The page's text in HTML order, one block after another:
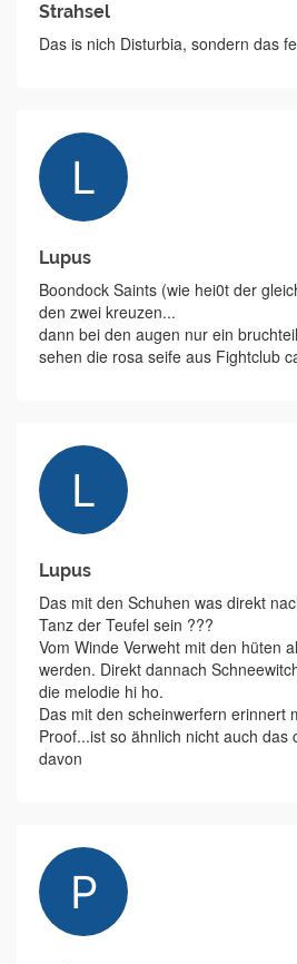
Strahsel
Das is nich Disturbia, sondern das
Lupus
Boondock Saints (wie hei0t der
den zwei kreuzen...
dann bei den augen nur ein
sehen die rosa seife aus Fightclub
Lupus
Das mit den Schuhen was direkt
Tanz der Teufel sein ???
Vom Winde Verweht mit den hüten
werden. Direkt dannach
die melodie hi ho.
Das mit den scheinwerfern erinnert
Proof...ist so ähnlich nicht auch das
davon